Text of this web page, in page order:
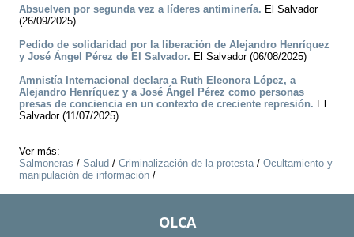
Absuelven por segunda vez a líderes antiminería. El Salvador
(26/09/2025)
Pedido de solidaridad por la liberación de Alejandro Henríquez
y José Ángel Pérez de El Salvador. El Salvador (06/08/2025)
Amnistía Internacional declara a Ruth Eleonora López, a
Alejandro Henríquez y a José Ángel Pérez como personas
presas de conciencia en un contexto de creciente represión. El
Salvador (11/07/2025)
Ver más:
Salmoneras / Salud / Criminalización de la protesta/ Ocultamiento y
manipulación de información /
OLCA